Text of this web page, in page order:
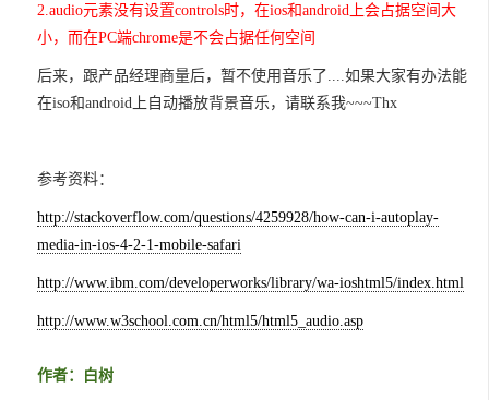
2.audio元素没有设置controls时，在ios和android上会占据空间大
小，而在PC端chrome是不会占据任何空间
后来，跟产品经理商量后，暂不使用音乐了....如果大家有办法能
在iso和android上自动播放背景音乐，请联系我~~~Thx
参考资料：
http://stackoverflow.com/questions/4259928/how-can-i-autoplay-
media-in-ios-4-2-1-mobile-safari
http://www.ibm.com/developerworks/library/wa-ioshtml5/index.html
http://www.w3school.com.cn/html5/html5_audio.asp
作者：白树